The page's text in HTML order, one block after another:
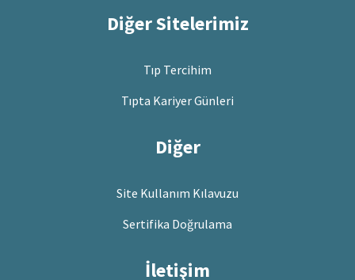
Diğer Sitelerimiz
Tıp Tercihim
Tıpta Kariyer Günleri
Diğer
Site Kullanım Kılavuzu
Sertifika Doğrulama
İletişim